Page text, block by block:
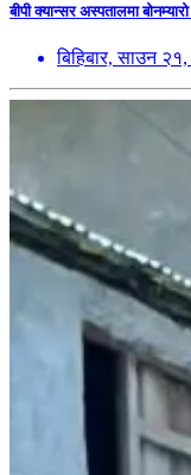
बीपी क्यान्सर अस्पतालमा
बिहिबार, साउन